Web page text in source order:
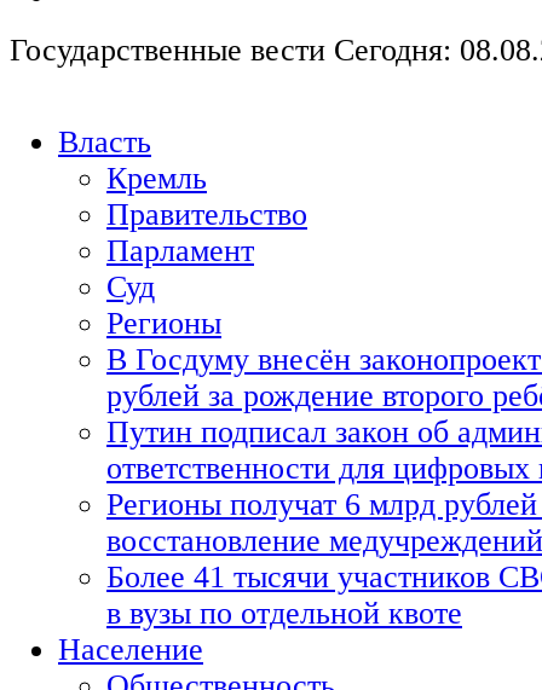
Государственные вести Сегодня:
Власть
Кремль
Правительство
Парламент
Суд
Регионы
В Госдуму внесён
рублей за рождение второго
Путин подписал закон об
ответственности для
Регионы получат 6 млрд рублей
восстановление медучреждений
Более 41 тысячи участников
в вузы по отдельной квоте
Население